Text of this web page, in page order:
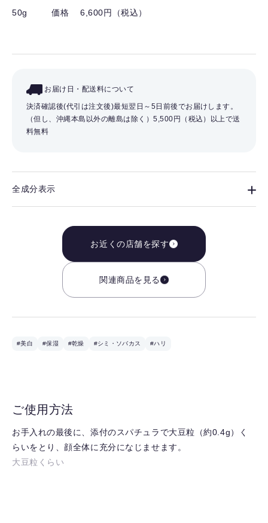
50g 価格 6,600円（税込）
お届け日・配送料について
決済確認後(代引は注文後)最短翌日～5日前後でお届けします。
（但し、沖縄本島以外の離島は除く）5,500円（税込）以上で送
料無料
全成分表示
お近くの店舗を探す
関連商品を見る
#美白 #保湿 #乾燥 #シミ・ソバカス #ハリ
ご使用方法
お手入れの最後に、添付のスパチュラで大豆粒（約0.4g）く
らいをとり、顔全体に充分になじませます。
大豆粒くらい